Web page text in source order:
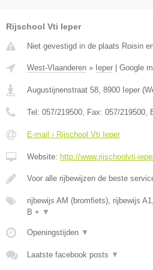
Rijschool Vti Ieper
Niet gevestigd in de plaats Roisin
West-Vlaanderen » Ieper Google
Augustijnenstraat 58, 8900 Ieper (
Tel: 057/219500, Fax: 057/219500,
E-mail › Rijschool Vti Ieper
Website: http://www.rijschoolvti-
Voor alle rijbewijzen de beste
rijbewijs AM (bromfiets), rijbewijs
B + ▼
Openingstijden ▼
Laatste facebook posts ▼